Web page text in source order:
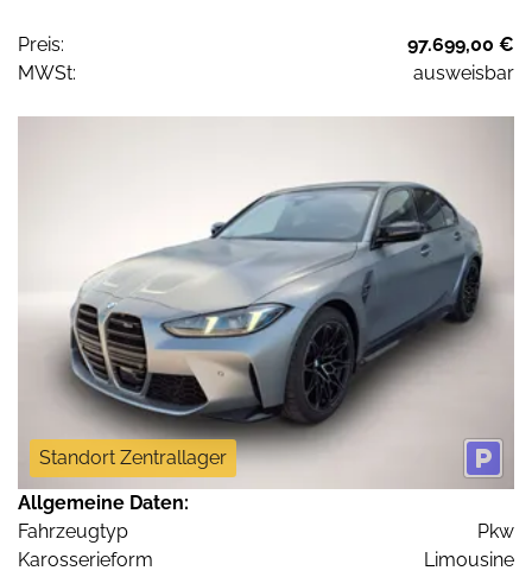
Preis:
97.699,00 €
MWSt:
ausweisbar
Standort Zentrallager
Allgemeine Daten:
Fahrzeugtyp
Pkw
Karosserieform
Limousine